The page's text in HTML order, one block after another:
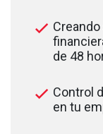
de 48
Control
en tu